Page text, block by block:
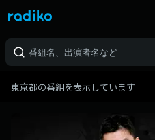
東京都の番組を表示しています